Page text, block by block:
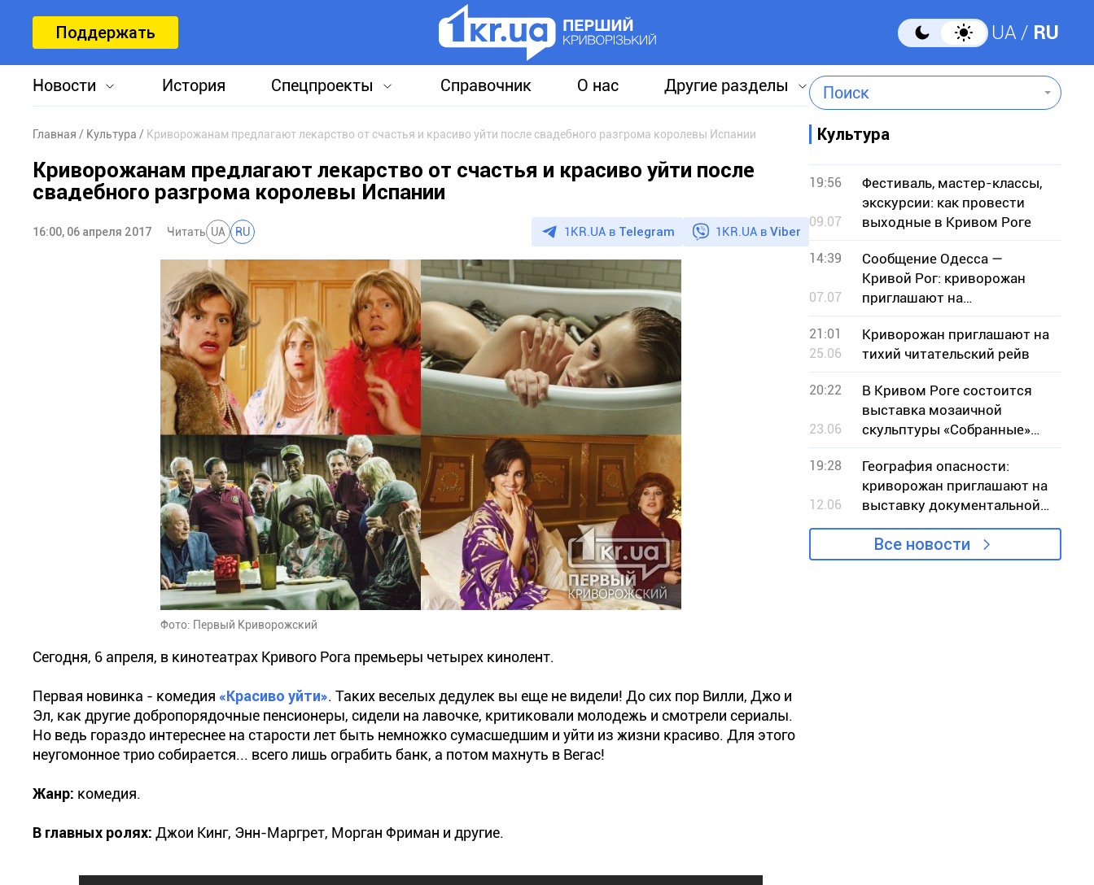
Поддержать UA RU
Новости История Спецпроекты Справочник О нас Другие разделы Поиск
Главная Культура Криворожанам предлагают лекарство от счастья и красиво уйти после свадебного разгрома королевы Испании
Криворожанам предлагают лекарство от счастья и красиво уйти после
свадебного разгрома королевы Испании
16:00, 06 апреля 2017 Читать UA RU 1KR.UA в Telegram 1KR.UA в Viber
Фото: Первый Криворожский
Сегодня, 6 апреля, в кинотеатрах Кривого Рога премьеры четырех кинолент.
Первая новинка - комедия «Красиво уйти». Таких веселых дедулек вы еще не видели! До сих пор Вилли, Джо и
Эл, как другие добропорядочные пенсионеры, сидели на лавочке, критиковали молодежь и смотрели сериалы.
Но ведь гораздо интереснее на старости лет быть немножко сумасшедшим и уйти из жизни красиво. Для этого
неугомонное трио собирается... всего лишь ограбить банк, а потом махнуть в Вегас!
Жанр: комедия.
В главных ролях: Джои Кинг, Энн-Маргрет, Морган Фриман и другие.
Культура
19:56
09.07
Фестиваль, мастер-классы,
экскурсии: как провести
выходные в Кривом Роге
14:39
07.07
Сообщение Одесса —
Кривой Рог: криворожан
приглашают на
музыкальный вечер с
гостями из Одессы
21:01
25.06
Криворожан приглашают на
тихий читательский рейв
20:22
23.06
В Кривом Роге состоится
выставка мозаичной
скульптуры «Собранные»
местной художницы Ольги
Марченко
19:28
12.06
География опасности:
криворожан приглашают на
выставку документальной
фотографии
Все новости